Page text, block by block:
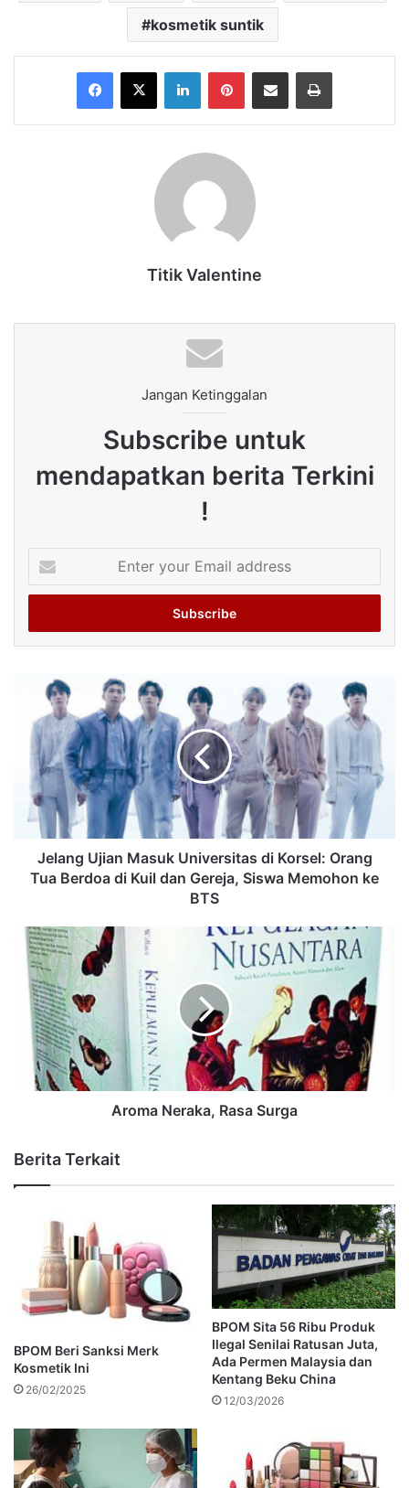
kosmetik suntik
Facebook
X LinkedInPinterestShare via Email Print
Titik Valentine
Jangan Ketinggalan
Subscribe untuk
mendapatkan berita Terkini
!
your
Email
Jelang Ujian Masuk Universitas di Korsel: Orang
Tua Berdoa di Kuil dan Gereja, Siswa Memohon ke
BTS
Aroma Neraka, Rasa Surga
Berita Terkait
BPOM Beri Sanksi Merk
Kosmetik Ini
26/02/2025
BPOM Sita 56 Ribu Produk
Ilegal Senilai Ratusan Juta,
Ada Permen Malaysia dan
Kentang Beku China
12/03/2026